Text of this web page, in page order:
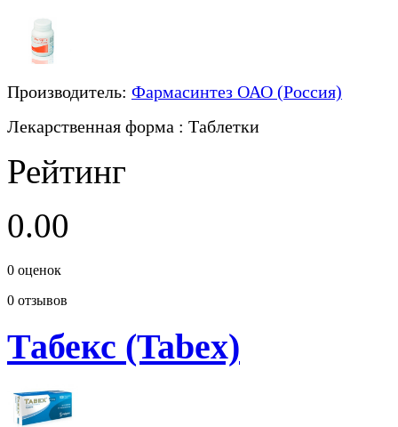
Производитель: Фармасинтез ОАО (Россия)
Лекарственная форма : Таблетки
Рейтинг
0.00
0 оценок
0 отзывов
Табекс (Tabex)